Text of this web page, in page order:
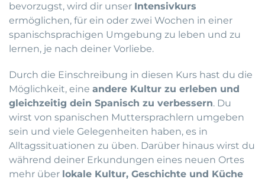
bevorzugst, wird dir unser Intensivkurs
ermöglichen, für ein oder zwei Wochen in einer
spanischsprachigen Umgebung zu leben und zu
lernen, je nach deiner Vorliebe.
Durch die Einschreibung in diesen Kurs hast du die
Möglichkeit, eine andere Kultur zu erleben und
gleichzeitig dein Spanisch zu verbessern. Du
wirst von spanischen Muttersprachlern umgeben
sein und viele Gelegenheiten haben, es in
Alltagssituationen zu üben. Darüber hinaus wirst du
während deiner Erkundungen eines neuen Ortes
mehr über lokale Kultur, Geschichte und Küche